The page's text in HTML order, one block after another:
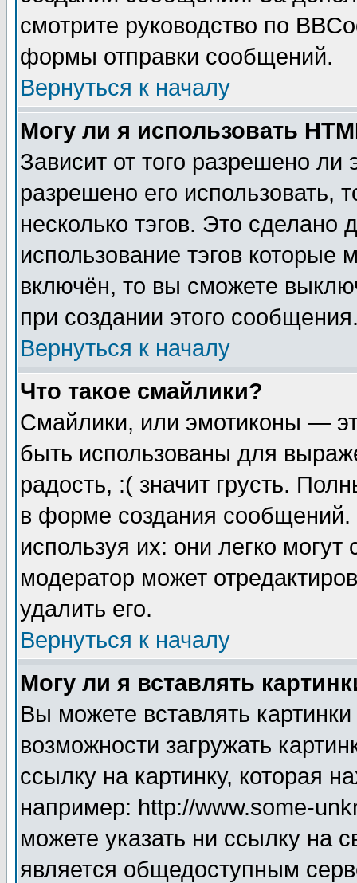
смотрите руководство по
формы отправки сообщений.
Вернуться к началу
Могу ли я использовать
Зависит от того разрешено
разрешено его использовать,
несколько тэгов. Это сделано
использование тэгов
включён, то вы сможете
при создании этого
Вернуться к началу
Что такое смайлики?
Смайлики, или эмотиконы —
быть использованы для
радость, :( значит грусть.
в форме создания сообщений.
используя их: они легко
модератор может
удалить его.
Вернуться к началу
Могу ли я вставлять
Вы можете вставлять
возможности загружать
ссылку на картинку, которая
например: http://www.some-
можете указать ни ссылку на
является общедоступным